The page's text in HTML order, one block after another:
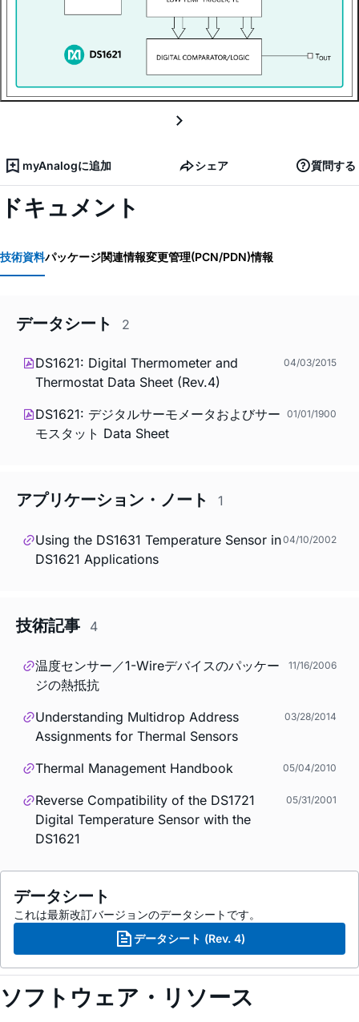
myAnalogに追加 シェア 質問する
ドキュメント
技術資料パッケージ関連情報変更管理(PCN/PDN)情報
データシート 2
DS1621: Digital Thermometer and
Thermostat Data Sheet (Rev.4)
04/03/2015
DS1621: デジタルサーモメータおよびサー
モスタット Data Sheet
01/01/1900
アプリケーション・ノート 1
Using the DS1631 Temperature Sensor in
DS1621 Applications
04/10/2002
技術記事 4
温度センサー／1-Wireデバイスのパッケー
ジの熱抵抗
11/16/2006
Understanding Multidrop Address
Assignments for Thermal Sensors
03/28/2014
Thermal Management Handbook 05/04/2010
Reverse Compatibility of the DS1721
Digital Temperature Sensor with the
DS1621
05/31/2001
データシート
これは最新改訂バージョンのデータシートです。
データシート (Rev. 4)
ソフトウェア・リソース